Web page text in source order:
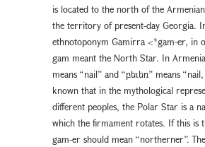
is located to the north of the
the territory of present-day Georgia.
ethnotoponym Gamirra <*gam-er, in
gam meant the North Star. In
means “nail” and “բեւեռ” means
known that in the mythological
different peoples, the Polar Star is a
which the firmament rotates. If this is
gam-er should mean “northerner”.